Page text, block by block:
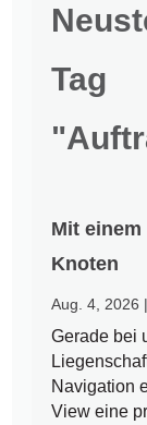
Tag
Mit
Knoten
Aug. 4, 2026
Gerade bei
Navigation
View eine